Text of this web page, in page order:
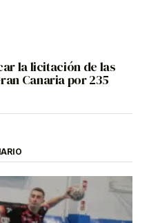
la licitación de las
Canaria por 235